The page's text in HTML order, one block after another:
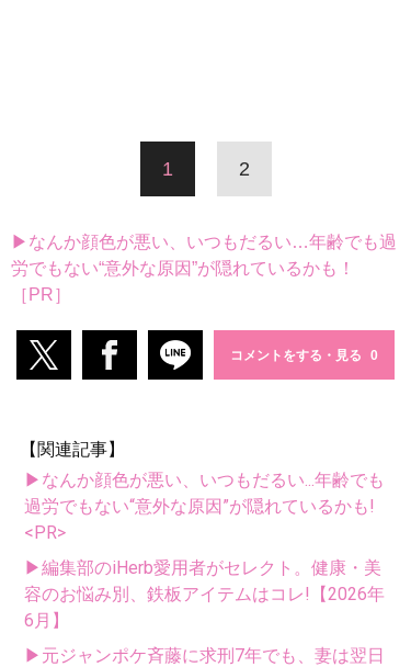
1 2
▶なんか顔色が悪い、いつもだるい…年齢でも過
労でもない“意外な原因”が隠れているかも！
［PR］
コメントをする・見る
【関連記事】
▶なんか顔色が悪い、いつもだるい...年齢でも
過労でもない“意外な原因”が隠れているかも!
<PR>
▶編集部のiHerb愛用者がセレクト。健康・美
容のお悩み別、鉄板アイテムはコレ!【2026年
6月】
▶元ジャンポケ斉藤に求刑7年でも、妻は翌日